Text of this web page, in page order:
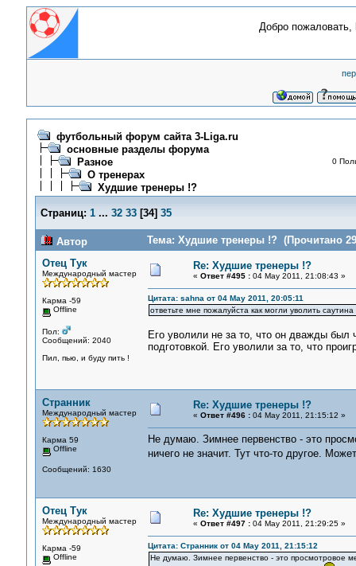
Добро пожаловать,
футбольный форум сайта 3-Liga.ru
основные разделы форума
Разное
О тренерах
Худшие тренеры !?
0
Страниц: 1 ... 32 33[34] 35
Автор
Тема: Худшие тренеры !? (Прочитано
Отец Тук
Международный мастер
Карма -59
Offline
Пол:
Сообщений: 2040
Пил, пью, и буду пить !
Re: Худшие тренеры !?
« Ответ #495 :04 May 2011, 21:08:43 »
Цитата: sahna от 04 May 2011, 20:05:11
ответьте мне пожалуйста как могли уволить
Его уволили не за то, что он дважды был
подготовкой. Его уволили за то, что
Странник
Международный мастер
Карма 59
Offline
Сообщений: 1630
Re: Худшие тренеры !?
« Ответ #496 :04 May 2011, 21:15:12 »
Не думаю. Зимнее первенство - это
ничего не значит. Тут что-то другое.
Отец Тук
Международный мастер
Карма -59
Offline
Re: Худшие тренеры !?
« Ответ #497 :04 May 2011, 21:29:25 »
Цитата: Странник от 04 May 2011, 21:15:12
Не думаю. Зимнее первенство - это просмотровое